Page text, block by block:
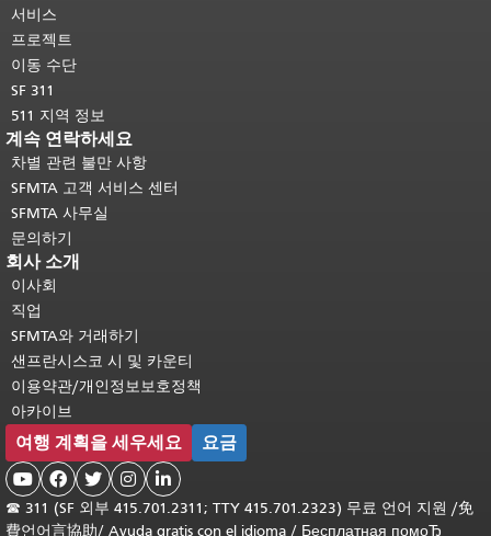
다.메인 콘텐츠 상단으로 돌아가려면
여기를 클릭하십시오
서비스
프로젝트
이동 수단
SF 311
511 지역 정보
계속 연락하세요
차별 관련 불만 사항
SFMTA 고객 서비스 센터
SFMTA 사무실
문의하기
회사 소개
이사회
직업
SFMTA와 거래하기
샌프란시스코 시 및 카운티
이용약관/개인정보보호정책
아카이브
여행 계획을 세우세요 요금
    
☎ 311 (SF 외부 415.701.2311; TTY 415.701.2323) 무료 언어 지원 /免
費언어言協助/ Ayuda gratis con el idioma / Бесплатная помоЂ